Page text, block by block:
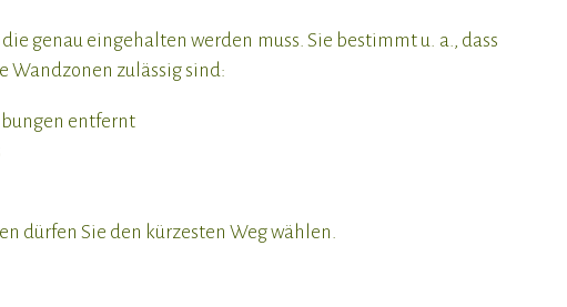
genau eingehalten werden muss. Sie bestimmt u. a., dass
Wandzonen zulässig sind:
entfernt
dürfen Sie den kürzesten Weg wählen.